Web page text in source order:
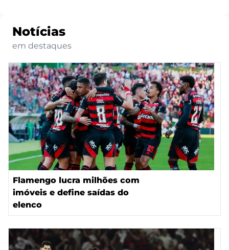
Notícias
em destaques
Flamengo lucra milhões com
imóveis e define saídas do
elenco